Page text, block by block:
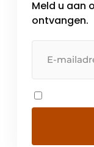
Meld u aan
ontvangen.